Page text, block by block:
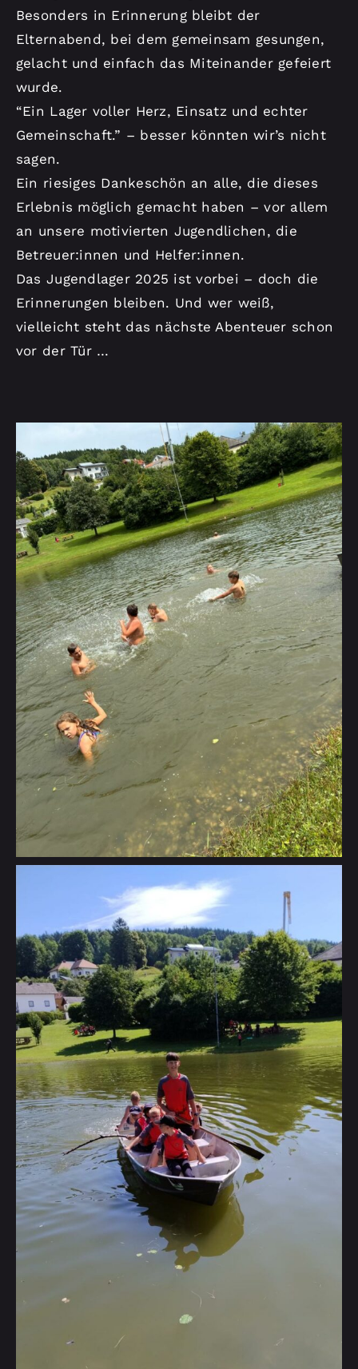
Besonders in Erinnerung bleibt der
Elternabend, bei dem gemeinsam gesungen,
gelacht und einfach das Miteinander gefeiert
wurde.
“Ein Lager voller Herz, Einsatz und echter
Gemeinschaft.” – besser könnten wir’s nicht
sagen.
Ein riesiges Dankeschön an alle, die dieses
Erlebnis möglich gemacht haben – vor allem
an unsere motivierten Jugendlichen, die
Betreuer:innen und Helfer:innen.
Das Jugendlager 2025 ist vorbei – doch die
Erinnerungen bleiben. Und wer weiß,
vielleicht steht das nächste Abenteuer schon
vor der Tür …